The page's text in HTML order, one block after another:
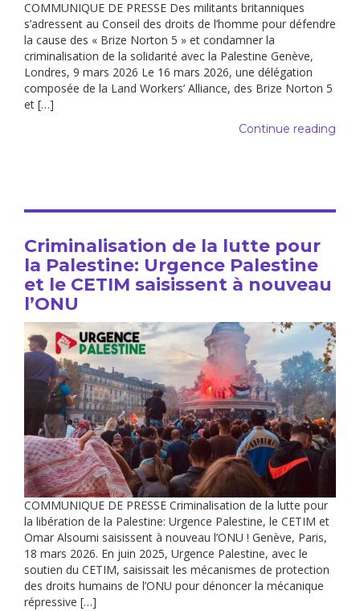
COMMUNIQUE DE PRESSE Des militants britanniques
s’adressent au Conseil des droits de l’homme pour défendre
la cause des « Brize Norton 5 » et condamner la
criminalisation de la solidarité avec la Palestine Genève,
Londres, 9 mars 2026 Le 16 mars 2026, une délégation
composée de la Land Workers’ Alliance, des Brize Norton 5
et […]
Continue reading
Criminalisation de la lutte pour
la Palestine: Urgence Palestine
et le CETIM saisissent à nouveau
l’ONU
COMMUNIQUE DE PRESSE Criminalisation de la lutte pour
la libération de la Palestine: Urgence Palestine, le CETIM et
Omar Alsoumi saisissent à nouveau l’ONU ! Genève, Paris,
18 mars 2026. En juin 2025, Urgence Palestine, avec le
soutien du CETIM, saisissait les mécanismes de protection
des droits humains de l’ONU pour dénoncer la mécanique
répressive […]